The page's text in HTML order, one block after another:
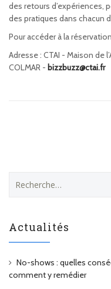
des retours d’expériences,
des pratiques dans chacun
Pour accéder à la
Adresse : CTAI - Maison de
COLMAR - bizzbuzz@ctai.fr
e
r
h
e
Actualités
No-shows : quelles
comment y remédier